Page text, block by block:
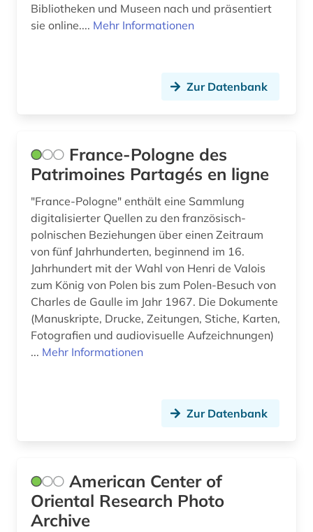
Bibliotheken und Museen nach und präsentiert
sie online.... Mehr Informationen
Zur Datenbank
France-Pologne des
Patrimoines Partagés en ligne
"France-Pologne" enthält eine Sammlung
digitalisierter Quellen zu den französisch-
polnischen Beziehungen über einen Zeitraum
von fünf Jahrhunderten, beginnend im 16.
Jahrhundert mit der Wahl von Henri de Valois
zum König von Polen bis zum Polen-Besuch von
Charles de Gaulle im Jahr 1967. Die Dokumente
(Manuskripte, Drucke, Zeitungen, Stiche, Karten,
Fotografien und audiovisuelle Aufzeichnungen)
... Mehr Informationen
Zur Datenbank
American Center of
Oriental Research Photo
Archive